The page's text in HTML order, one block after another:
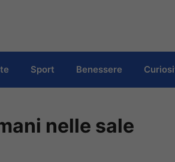
Sport Benessere
nelle sale